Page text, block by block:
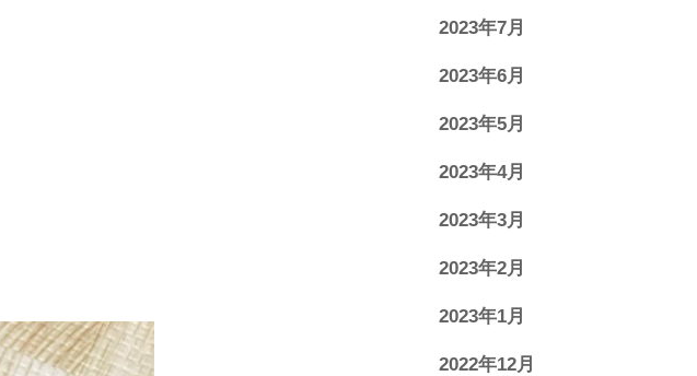
2023年7月
2023年6月
2023年5月
2023年4月
2023年3月
2023年2月
2023年1月
2022年12月